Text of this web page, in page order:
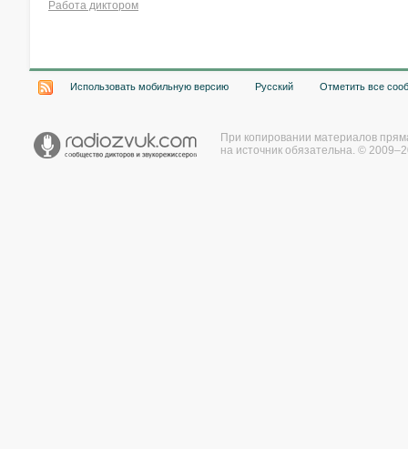
Работа диктором
Использовать мобильную версию Русский Отметить все
При копировании материалов
на источник обязательна. ©